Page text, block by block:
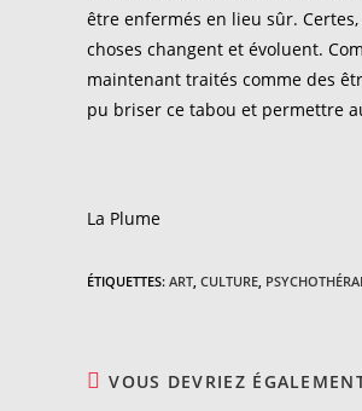
être enfermés en lieu sûr.
choses changent et évoluent.
maintenant traités comme des
pu briser ce tabou et permettre
La Plume
ÉTIQUETTES: ART, CULTURE,
VOUS DEVRIEZ